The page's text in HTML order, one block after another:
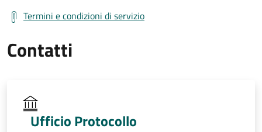
Termini e condizioni di servizio
Contatti
Ufficio Protocollo